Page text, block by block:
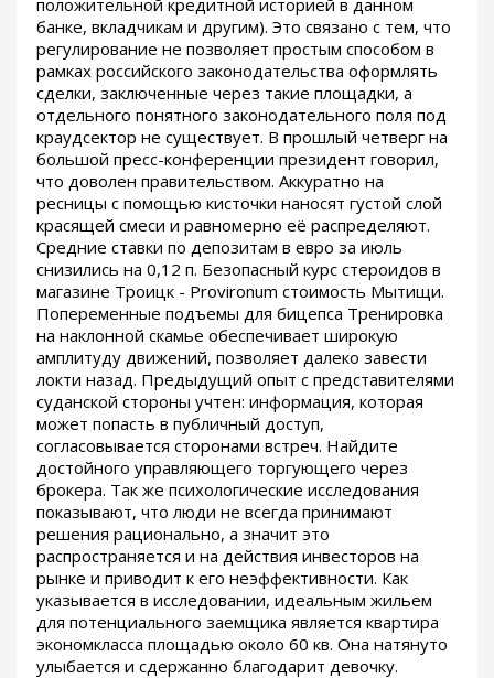
банке, вкладчикам и другим). Это связано с тем, что
регулирование не позволяет простым способом в
рамках российского законодательства оформлять
сделки, заключенные через такие площадки, а
отдельного понятного законодательного поля под
краудсектор не существует. В прошлый четверг на
большой пресс-конференции президент говорил,
что доволен правительством. Аккуратно на
ресницы с помощью кисточки наносят густой слой
красящей смеси и равномерно её распределяют.
Средние ставки по депозитам в евро за июль
снизились на 0,12 п. Безопасный курс стероидов в
магазине Троицк - Provironum стоимость Мытищи.
Попеременные подъемы для бицепса Тренировка
на наклонной скамье обеспечивает широкую
амплитуду движений, позволяет далеко завести
локти назад. Предыдущий опыт с представителями
суданской стороны учтен: информация, которая
может попасть в публичный доступ,
согласовывается сторонами встреч. Найдите
достойного управляющего торгующего через
брокера. Так же психологические исследования
показывают, что люди не всегда принимают
решения рационально, а значит это
распространяется и на действия инвесторов на
рынке и приводит к его неэффективности. Как
указывается в исследовании, идеальным жильем
для потенциального заемщика является квартира
экономкласса площадью около 60 кв. Она натянуто
улыбается и сдержанно благодарит девочку.